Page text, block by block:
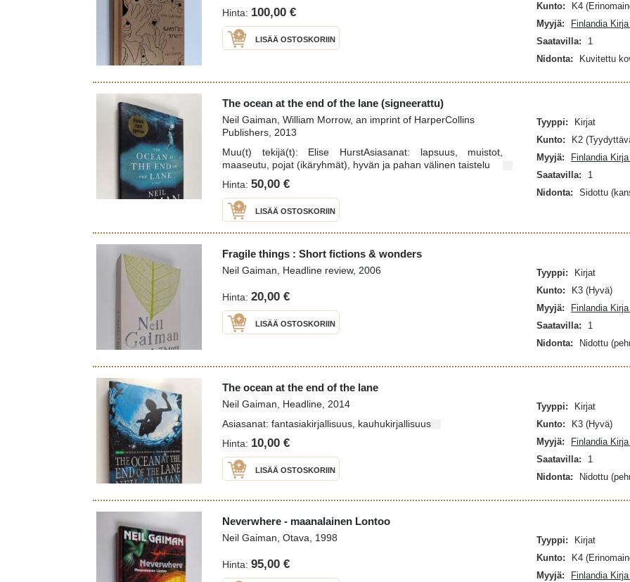
Hinta: 100,00 €
LISÄÄ OSTOSKORIIN
Kunto:
K4
Myyjä:
Finlandia
Saatavilla:
1
Nidonta:
Kuvitettu
The ocean at the end of the lane (signeerattu)
Neil Gaiman, William Morrow, an imprint of HarperCollins
Publishers, 2013
Muu(t) tekijä(t): Elise HurstAsiasanat: lapsuus, muistot,
maaseutu, pojat (ikäryhmät), hyvän ja pahan välinen taistelu
Hinta: 50,00 €
LISÄÄ OSTOSKORIIN
Tyyppi:
Kirjat
Kunto:
K2
Myyjä:
Finlandia
Saatavilla:
1
Nidonta:
Sidottu
Fragile things : Short fictions & wonders
Neil Gaiman, Headline review, 2006
Hinta: 20,00 €
LISÄÄ OSTOSKORIIN
Tyyppi:
Kirjat
Kunto:
K3 (Hyvä)
Myyjä:
Finlandia
Saatavilla:
1
Nidonta:
Nidottu
The ocean at the end of the lane
Neil Gaiman, Headline, 2014
Asiasanat: fantasiakirjallisuus, kauhukirjallisuus
Hinta: 10,00 €
LISÄÄ OSTOSKORIIN
Tyyppi:
Kirjat
Kunto:
K3 (Hyvä)
Myyjä:
Finlandia
Saatavilla:
1
Nidonta:
Nidottu
Neverwhere - maanalainen Lontoo
Neil Gaiman, Otava, 1998
Hinta: 95,00 €
Tyyppi:
Kirjat
Kunto:
K4
Myyjä:
Finlandia